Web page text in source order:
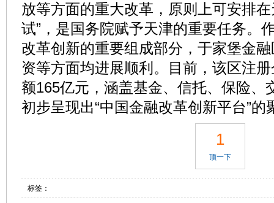
放等方面的重大改革，原则上可安排
试”，是国务院赋予天津的重要任务。
改革创新的重要组成部分，于家堡金
资等方面均进展顺利。目前，该区注
额165亿元，涵盖基金、信托、保险、
初步呈现出“中国金融改革创新平台”的
1
顶一下
标签：